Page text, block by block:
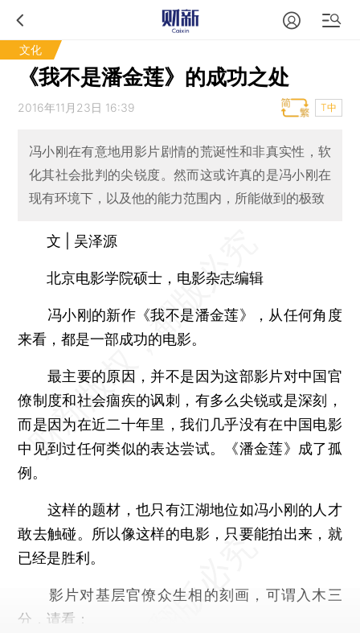
文化
《我不是潘金莲》的成功之处
2016年11月23日 16:39 T中
冯小刚在有意地用影片剧情的荒诞性和非真实性，软
化其社会批判的尖锐度。然而这或许真的是冯小刚在
现有环境下，以及他的能力范围内，所能做到的极致
文 | 吴泽源
北京电影学院硕士，电影杂志编辑
冯小刚的新作《我不是潘金莲》，从任何角度
来看，都是一部成功的电影。
最主要的原因，并不是因为这部影片对中国官
僚制度和社会痼疾的讽刺，有多么尖锐或是深刻，
而是因为在近二十年里，我们几乎没有在中国电影
中见到过任何类似的表达尝试。《潘金莲》成了孤
例。
这样的题材，也只有江湖地位如冯小刚的人才
敢去触碰。所以像这样的电影，只要能拍出来，就
已经是胜利。
影片对基层官僚众生相的刻画，可谓入木三
分，请看：